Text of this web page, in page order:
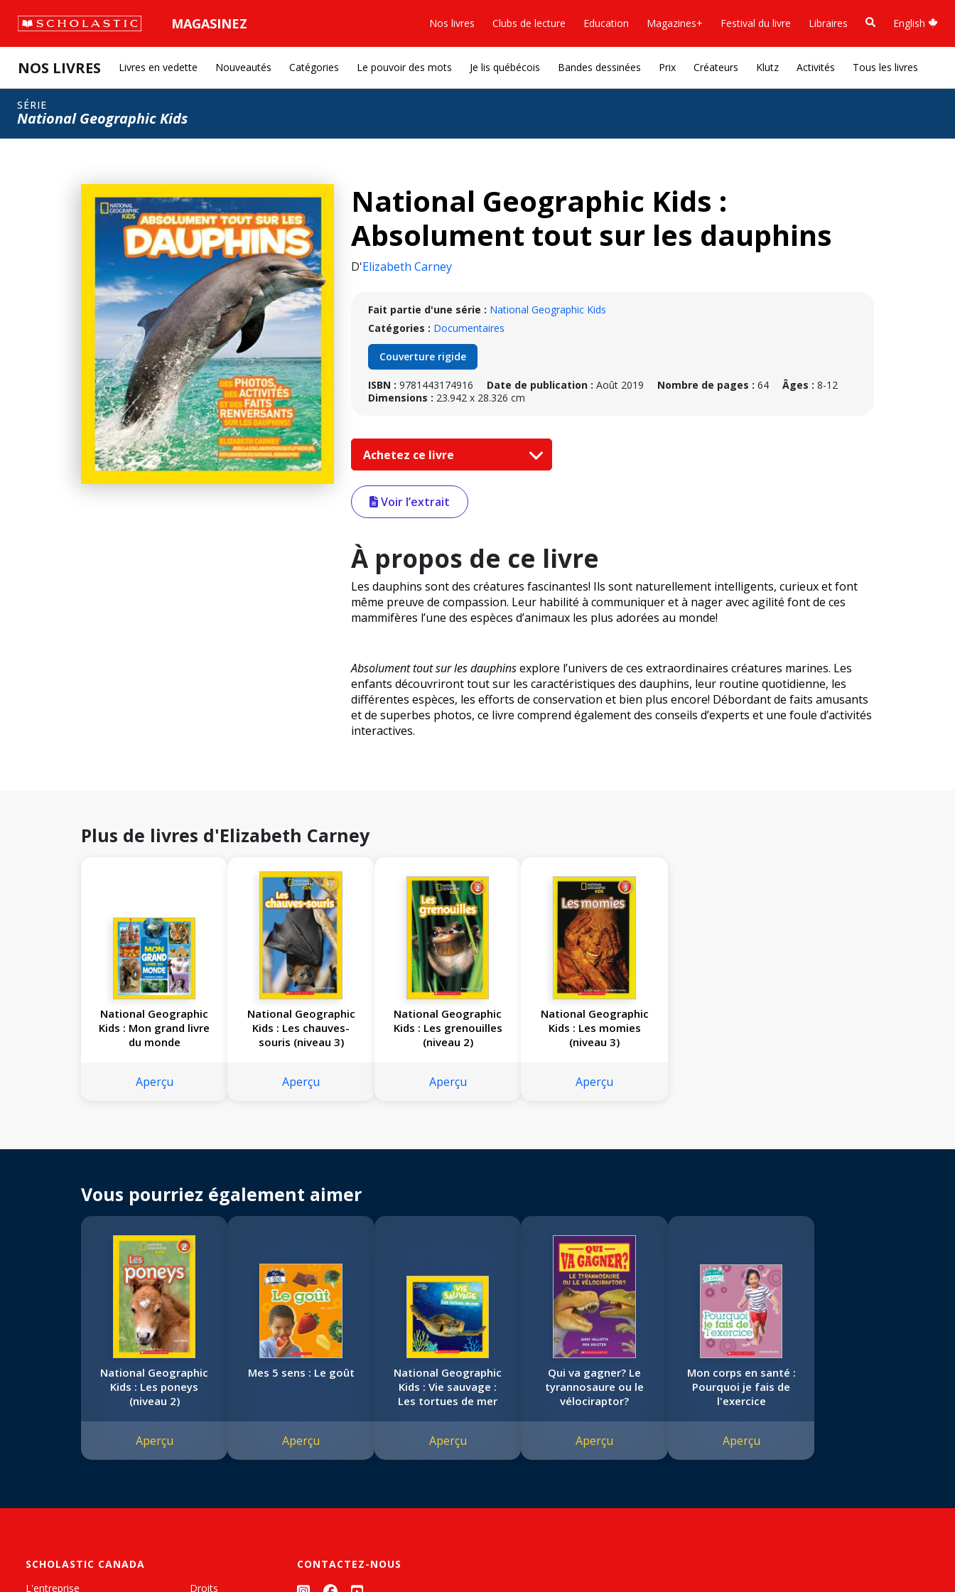
MAGASINEZ Nos livres Clubs de lecture Education Magazines+ Festival du livre Libraires English
NOS LIVRES Livres en vedette Nouveautés Catégories Le pouvoir des mots Je lis québécois Bandes dessinées Prix Créateurs Klutz Activités Tous les livres
SÉRIE
National Geographic Kids
National Geographic Kids :
Absolument tout sur les dauphins
D'Elizabeth Carney
Fait partie d'une série : National Geographic Kids
Catégories : Documentaires
Couverture rigide
ISBN : 9781443174916 Date de publication : Août 2019 Nombre de pages : 64 Âges : 8-12
Dimensions : 23.942 x 28.326 cm
Achetez ce livre
Voir l’extrait
À propos de ce livre
Les dauphins sont des créatures fascinantes! Ils sont naturellement intelligents, curieux et font
même preuve de compassion. Leur habilité à communiquer et à nager avec agilité font de ces
mammifères l’une des espèces d’animaux les plus adorées au monde!
Absolument tout sur les dauphinsexplore l’univers de ces extraordinaires créatures marines. Les
enfants découvriront tout sur les caractéristiques des dauphins, leur routine quotidienne, les
différentes espèces, les efforts de conservation et bien plus encore! Débordant de faits amusants
et de superbes photos, ce livre comprend également des conseils d’experts et une foule d’activités
interactives.
Plus de livres d'Elizabeth Carney
National Geographic
Kids : Mon grand livre
du monde
Aperçu
National Geographic
Kids : Les chauves-
souris (niveau 3)
Aperçu
National Geographic
Kids : Les grenouilles
(niveau 2)
Aperçu
National Geographic
Kids : Les momies
(niveau 3)
Aperçu
Vous pourriez également aimer
National Geographic
Kids : Les poneys
(niveau 2)
Aperçu
Mes 5 sens : Le goût
Aperçu
National Geographic
Kids : Vie sauvage :
Les tortues de mer
Aperçu
Qui va gagner? Le
tyrannosaure ou le
vélociraptor?
Aperçu
Mon corps en santé :
Pourquoi je fais de
l'exercice
Aperçu
SCHOLASTIC CANADA
L'entreprise
Droits
CONTACTEZ-NOUS